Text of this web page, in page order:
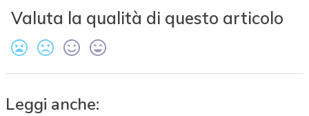
Valuta la qualità di questo articolo
Leggi anche: